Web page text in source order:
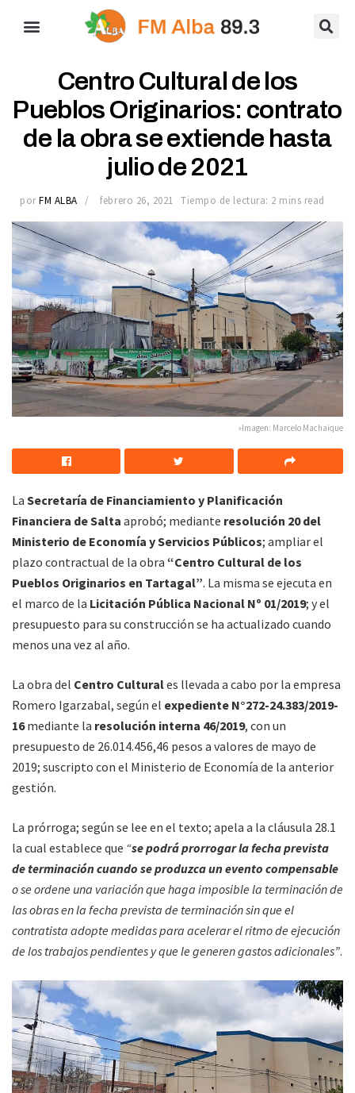
Centro Cultural de los
Pueblos Originarios: contrato
de la obra se extiende hasta
julio de 2021
por FM ALBA febrero 26, 2021 Tiempo de lectura: 2 mins read
»Imagen: Marcelo Machaique
La Secretaría de Financiamiento y Planificación
Financiera de Salta aprobó; mediante resolución 20 del
Ministerio de Economía y Servicios Públicos; ampliar el
plazo contractual de la obra “Centro Cultural de los
Pueblos Originarios en Tartagal”. La misma se ejecuta en
el marco de la Licitación Pública Nacional Nº 01/2019; y el
presupuesto para su construcción se ha actualizado cuando
menos una vez al año.
La obra del Centro Culturales llevada a cabo por la empresa
Romero Igarzabal, según el expediente N°272-24.383/2019-
16mediante la resolución interna 46/2019, con un
presupuesto de 26.014.456,46 pesos a valores de mayo de
2019; suscripto con el Ministerio de Economía de la anterior
gestión.
La prórroga; según se lee en el texto; apela a la cláusula 28.1
la cual establece que “se podrá prorrogar la fecha prevista
de terminación cuando se produzca un evento compensable
o se ordene una variación que haga imposible la terminación de
las obras en la fecha prevista de terminación sin que el
contratista adopte medidas para acelerar el ritmo de ejecución
de los trabajos pendientes y que le generen gastos adicionales”.